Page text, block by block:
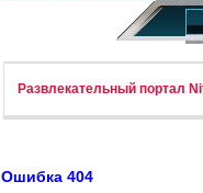
Развлекательный портал
Ошибка 404